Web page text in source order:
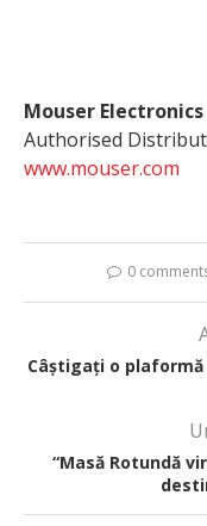
Mouser Electronics
Authorised
www.mouser.com
0
Câștigați o plaformă
“Masă Rotundă